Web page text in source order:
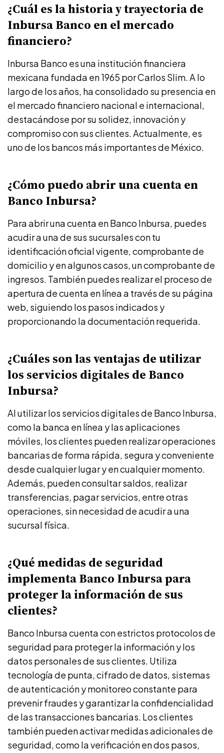
¿Cuál es la historia y trayectoria de
Inbursa Banco en el mercado
financiero?
Inbursa Banco es una institución financiera
mexicana fundada en 1965 por Carlos Slim. A lo
largo de los años, ha consolidado su presencia en
el mercado financiero nacional e internacional,
destacándose por su solidez, innovación y
compromiso con sus clientes. Actualmente, es
uno de los bancos más importantes de México.
¿Cómo puedo abrir una cuenta en
Banco Inbursa?
Para abrir una cuenta en Banco Inbursa, puedes
acudir a una de sus sucursales con tu
identificación oficial vigente, comprobante de
domicilio y en algunos casos, un comprobante de
ingresos. También puedes realizar el proceso de
apertura de cuenta en línea a través de su página
web, siguiendo los pasos indicados y
proporcionando la documentación requerida.
¿Cuáles son las ventajas de utilizar
los servicios digitales de Banco
Inbursa?
Al utilizar los servicios digitales de Banco Inbursa,
como la banca en línea y las aplicaciones
móviles, los clientes pueden realizar operaciones
bancarias de forma rápida, segura y conveniente
desde cualquier lugar y en cualquier momento.
Además, pueden consultar saldos, realizar
transferencias, pagar servicios, entre otras
operaciones, sin necesidad de acudir a una
sucursal física.
¿Qué medidas de seguridad
implementa Banco Inbursa para
proteger la información de sus
clientes?
Banco Inbursa cuenta con estrictos protocolos de
seguridad para proteger la información y los
datos personales de sus clientes. Utiliza
tecnología de punta, cifrado de datos, sistemas
de autenticación y monitoreo constante para
prevenir fraudes y garantizar la confidencialidad
de las transacciones bancarias. Los clientes
también pueden activar medidas adicionales de
seguridad, como la verificación en dos pasos,